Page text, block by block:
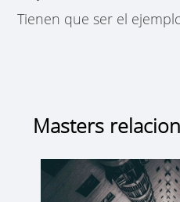
Tienen que ser el
Masters